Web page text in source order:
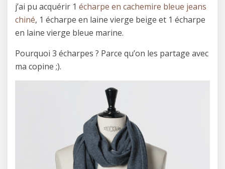
j’ai pu acquérir 1 écharpe en cachemire bleue jeans
chiné, 1 écharpe en laine vierge beige et 1 écharpe
en laine vierge bleue marine.
Pourquoi 3 écharpes ? Parce qu’on les partage avec
ma copine ;).